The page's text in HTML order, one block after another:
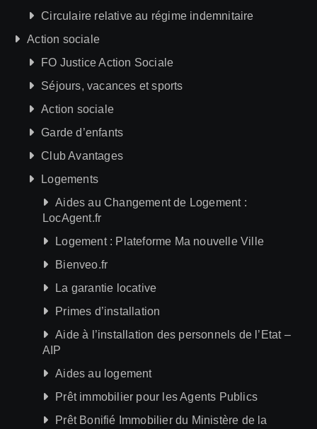
Circulaire relative au régime indemnitaire
Action sociale
FO Justice Action Sociale
Séjours, vacances et sports
Action sociale
Garde d’enfants
Club Avantages
Logements
Aides au Changement de Logement :
LocAgent.fr
Logement : Plateforme Ma nouvelle Ville
Bienveo.fr
La garantie locative
Primes d’installation
Aide à l’installation des personnels de l’Etat –
AIP
Aides au logement
Prêt immobilier pour les Agents Publics
Prêt Bonifié Immobilier du Ministère de la